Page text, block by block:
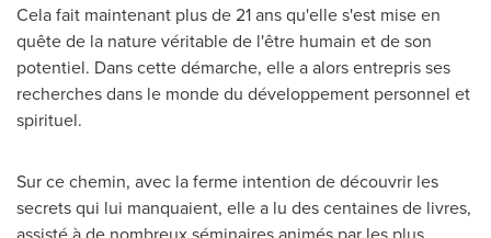
Cela fait maintenant plus de 21 ans qu'elle s'est mise en
quête de la nature véritable de l'être humain et de son
potentiel. Dans cette démarche, elle a alors entrepris ses
recherches dans le monde du développement personnel et
spirituel.
Sur ce chemin, avec la ferme intention de découvrir les
secrets qui lui manquaient, elle a lu des centaines de livres,